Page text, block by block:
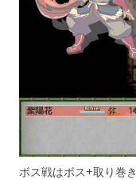
ボス戦はボス+取り巻